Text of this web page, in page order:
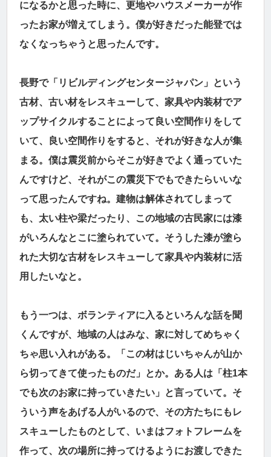
になるかと思った時に、更地やハウスメーカーが作
ったお家が増えてしまう。僕が好きだった能登では
なくなっちゃうと思ったんです。
長野で「リビルディングセンタージャパン」という
古材、古い材をレスキューして、家具や内装材でア
ップサイクルすることによって良い空間作りをして
いて、良い空間作りをすると、それが好きな人が集
まる。僕は震災前からそこが好きでよく通っていた
んですけど、それがこの震災下でもできたらいいな
って思ったんですね。建物は解体されてしまって
も、太い柱や梁だったり、この地域の古民家には漆
がいろんなとこに塗られていて。そうした漆が塗ら
れた大切な古材をレスキューして家具や内装材に活
用したいなと。
もう一つは、ボランティアに入るといろんな話を聞
くんですが、地域の人はみな、家に対してめちゃく
ちゃ思い入れがある。「この材はじいちゃんが山か
ら切ってきて使ったものだ」とか。ある人は「柱1本
でも次のお家に持っていきたい」と言っていて。そ
ういう声をあげる人がいるので、その方たちにもレ
スキューしたものとして、いまはフォトフレームを
作って、次の場所に持ってけるようにお渡しできた